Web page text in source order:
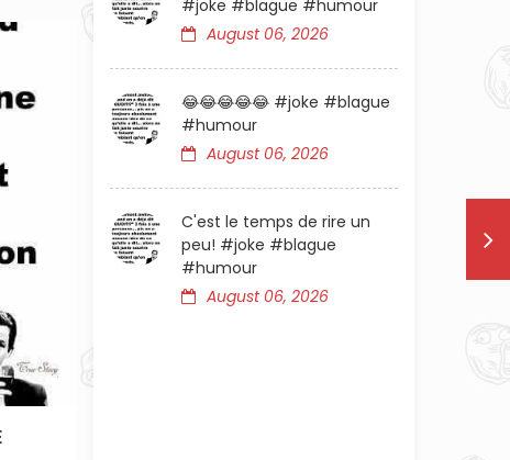
#joke #blague #humour
August 06, 2026
😂😂😂😂😂 #joke #blague
#humour
August 06, 2026
C'est le temps de rire un
peu! #joke #blague
#humour
August 06, 2026